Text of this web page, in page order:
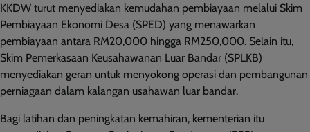
KKDW turut menyediakan kemudahan pembiayaan melalui Skim
Pembiayaan Ekonomi Desa (SPED) yang menawarkan
pembiayaan antara RM20,000 hingga RM250,000. Selain itu,
Skim Pemerkasaan Keusahawanan Luar Bandar (SPLKB)
menyediakan geran untuk menyokong operasi dan pembangunan
perniagaan dalam kalangan usahawan luar bandar.
Bagi latihan dan peningkatan kemahiran, kementerian itu